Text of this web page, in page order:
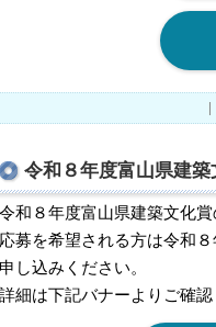
令和８年度富山県建
令和８年度富山県建築文化
応募を希望される方は令和
申し込みください。
詳細は下記バナーよりご確